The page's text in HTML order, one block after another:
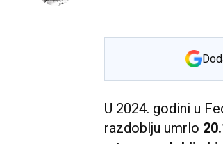
U 2024. godini u
razdoblju umrlo